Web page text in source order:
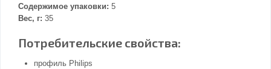
Содержимое упаковки: 5
Вес, г: 35
Потребительские свойства:
профиль Philips